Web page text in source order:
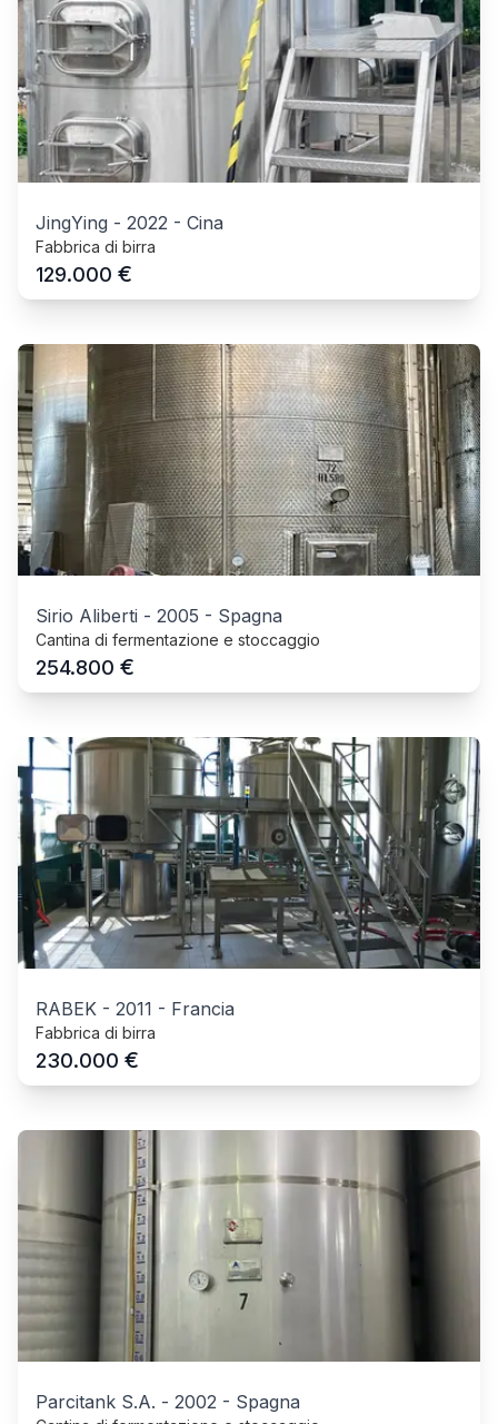
JingYing - 2022 - Cina
Fabbrica di birra
129.000 €
Sirio Aliberti - 2005 - Spagna
Cantina di fermentazione e stoccaggio
254.800 €
RABEK - 2011 - Francia
Fabbrica di birra
230.000 €
Parcitank S.A. - 2002 - Spagna